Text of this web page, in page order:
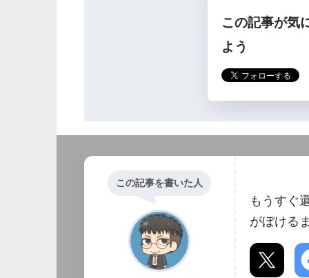
ら
この記事が気
よう
この記事を書いた人
もうすぐ
がぼける